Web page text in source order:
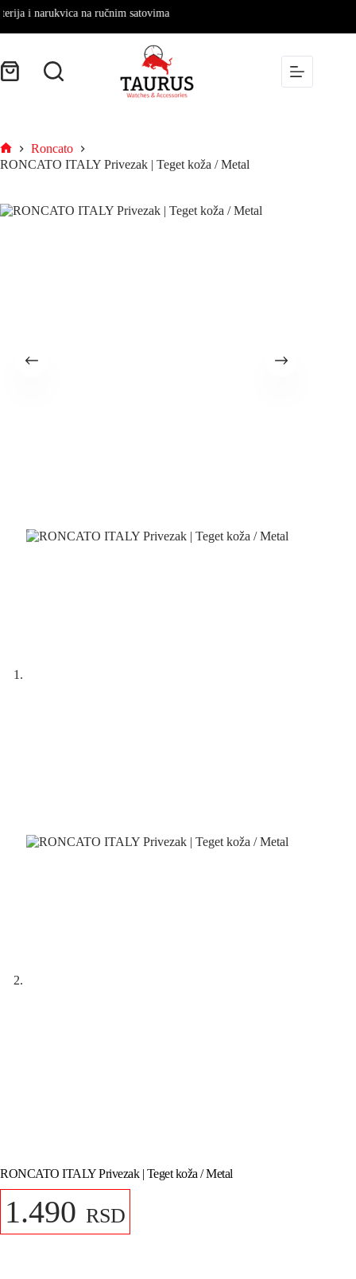
i narukvica na ručnim satovima
Roncato
RONCATO ITALY Privezak | Teget koža / Metal
RONCATO ITALY Privezak | Teget koža / Metal
1.490 RSD